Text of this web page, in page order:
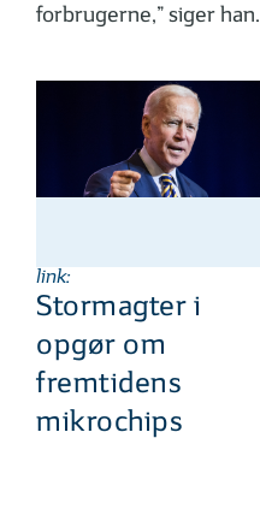
forbrugerne,” siger han.
link:
Stormagter i
opgør om
fremtidens
mikrochips